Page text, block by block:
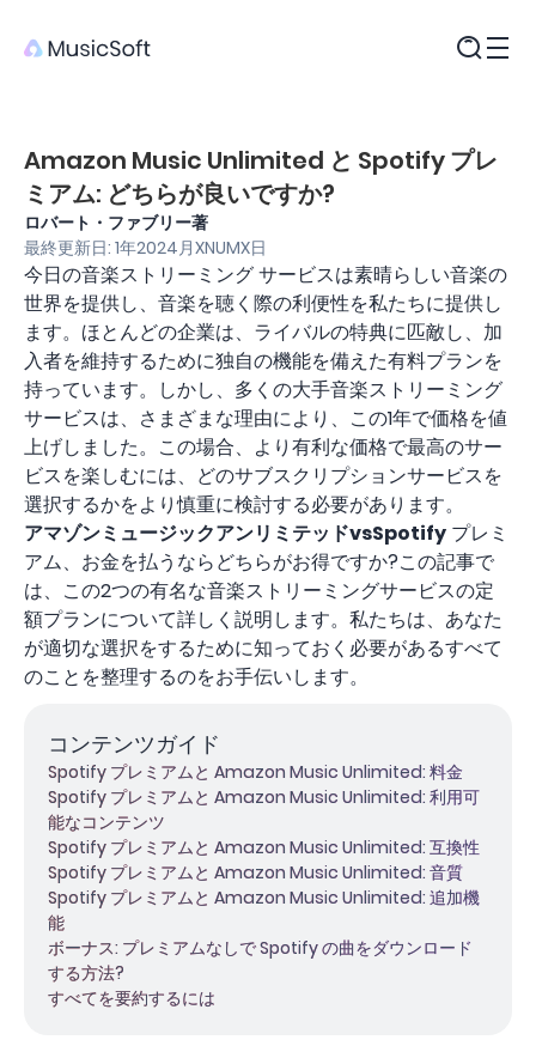
Amazon Music Unlimited と Spotify プレ
ミアム: どちらが良いですか?
ロバート・ファブリー著
最終更新日: 1年2024月XNUMX日
今日の音楽ストリーミング サービスは素晴らしい音楽の
世界を提供し、音楽を聴く際の利便性を私たちに提供し
ます。ほとんどの企業は、ライバルの特典に匹敵し、加
入者を維持するために独自の機能を備えた有料プランを
持っています。しかし、多くの大手音楽ストリーミング
サービスは、さまざまな理由により、この1年で価格を値
上げしました。この場合、より有利な価格で最高のサー
ビスを楽しむには、どのサブスクリプションサービスを
選択するかをより慎重に検討する必要があります。
アマゾンミュージックアンリミテッドvsSpotify プレミ
アム、お金を払うならどちらがお得ですか?この記事で
は、この2つの有名な音楽ストリーミングサービスの定
額プランについて詳しく説明します。私たちは、あなた
が適切な選択をするために知っておく必要があるすべて
のことを整理するのをお手伝いします。
コンテンツガイド
Spotify プレミアムと Amazon Music Unlimited: 料金
Spotify プレミアムと Amazon Music Unlimited: 利用可
能なコンテンツ
Spotify プレミアムと Amazon Music Unlimited: 互換性
Spotify プレミアムと Amazon Music Unlimited: 音質
Spotify プレミアムと Amazon Music Unlimited: 追加機
能
ボーナス: プレミアムなしで Spotify の曲をダウンロード
する方法?
すべてを要約するには